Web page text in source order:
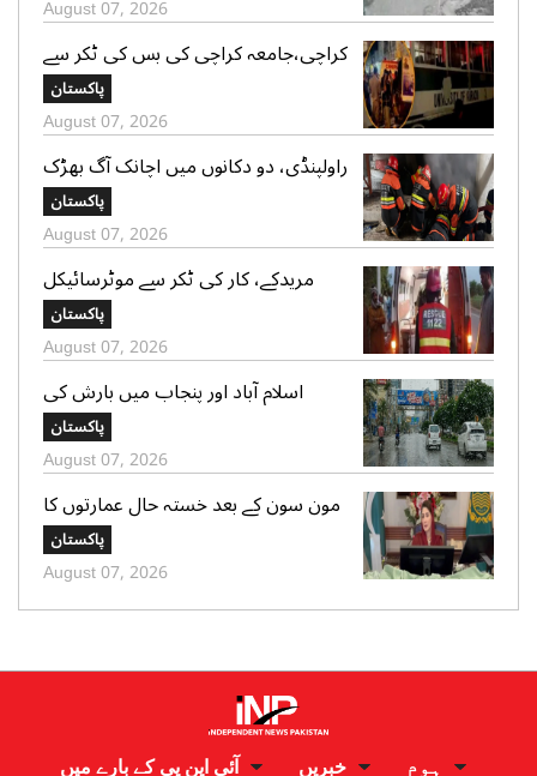
August 07, 2026
کراچی،جامعہ کراچی کی بس کی ٹکر سے
موٹر سائیکل سوار لڑکی جاں بحق،ڈرائیور
گرفتار
پاکستان
August 07, 2026
راولپنڈی، دو دکانوں میں اچانک آگ بھڑک
اٹھی، ریسکیو کی بروقت کارروائی، بڑا
نقصان ٹل گیا
پاکستان
August 07, 2026
مریدکے، کار کی ٹکر سے موٹرسائیکل
سوار 2 دوست جاں بحق، بچہ شدید
زخمی
پاکستان
August 07, 2026
اسلام آباد اور پنجاب میں بارش کی
پیشگوئی، کراچی میں بوندا باندی کا
امکان
پاکستان
August 07, 2026
مون سون کے بعد خستہ حال عمارتوں کا
سروے کرایا جائے، وزیراعلی پنجاب کی
ہدایت
پاکستان
August 07, 2026
ہوم خبریں آئی این پی کے بارے میں